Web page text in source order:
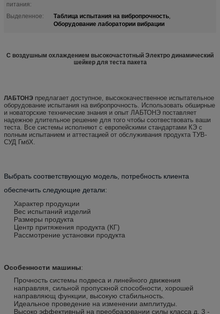
питания:
Выделенное: Таблица испытания на вибропрочность,
Оборудование лаборатории вибрации
С воздушным охлаждением высокочастотный Электро динамический
шейкер для теста пакета
ЛАБТОНЭ предлагает доступное, высококачественное испытательное
оборудование испытания на вибропрочность. Использовать обширные
и новаторские технические знания и опыт ЛАБТОНЭ поставляет
надежное длительное решение для того чтобы соотвествовать ваши
теста. Все системы исполняют с европейскими стандартами КЭ с
полным испытанием и аттестацией от обслуживания продукта ТУВ-
СУД ГмбХ.
Выбрать соответствующую модель, потребность клиента
обеспечить следующие детали:
Характер продукции
Вес испытаний изделий
Размеры продукта
Центр притяжения продукта (КГ)
Рассмотрение установки продукта
Особенности машины:
Прочность системы подвеса и линейного движения
направляя, сильной пропускной способности, хорошей
направляющ функции, высокую стабильность.
Идеальное проведение на изменении амплитуды.
Высоко эффективный на преобразовании силы класса д, 3 -